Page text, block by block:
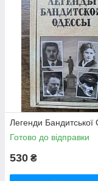
Легенди Бандитської
Готово до відправки
530 ₴